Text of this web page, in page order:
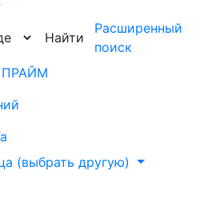
Найти
Расширенный
поиск
ПРАЙМ
(выбрать другую)